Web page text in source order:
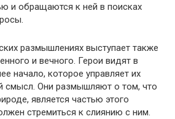
и обращаются к ней в поисках
размышлениях выступает также
и вечного. Герои видят в
начало, которое управляет их
смысл. Они размышляют о том, что
является частью этого
стремиться к слиянию с ним.